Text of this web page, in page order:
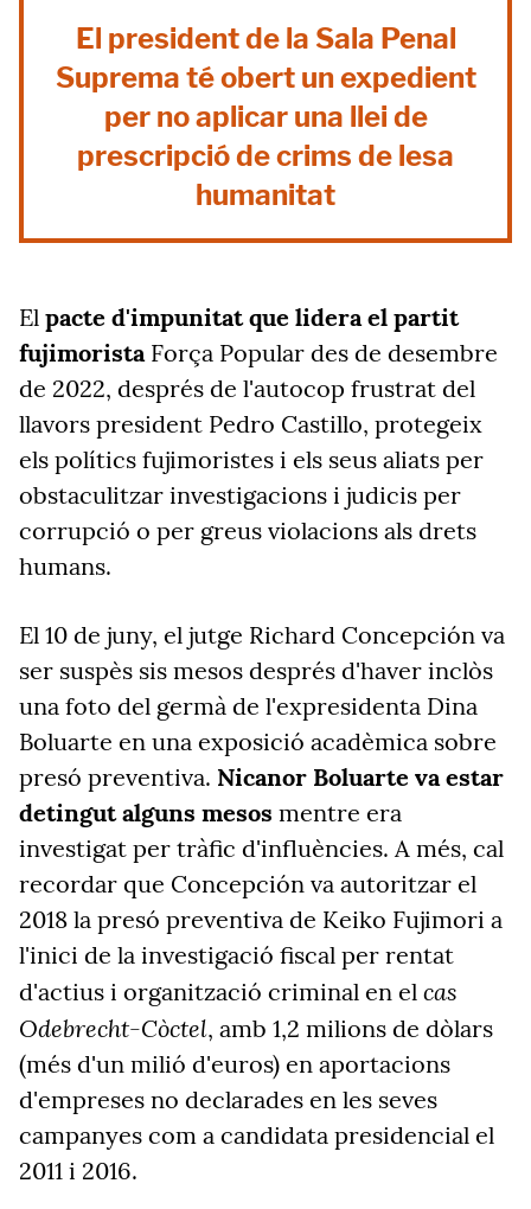
El president de la Sala Penal
Suprema té obert un expedient
per no aplicar una llei de
prescripció de crims de lesa
humanitat
El pacte d'impunitat que lidera el partit
fujimoristaForça Popular des de desembre
de 2022, després de l'autocop frustrat del
llavors president Pedro Castillo, protegeix
els polítics fujimoristes i els seus aliats per
obstaculitzar investigacions i judicis per
corrupció o per greus violacions als drets
humans.
El 10 de juny, el jutge Richard Concepción va
ser suspès sis mesos després d'haver inclòs
una foto del germà de l'expresidenta Dina
Boluarte en una exposició acadèmica sobre
presó preventiva. Nicanor Boluarte va estar
detingut alguns mesos mentre era
investigat per tràfic d'influències. A més, cal
recordar que Concepción va autoritzar el
2018 la presó preventiva de Keiko Fujimori a
l'inici de la investigació fiscal per rentat
d'actius i organització criminal en el cas
Odebrecht-Còctel, amb 1,2 milions de dòlars
(més d'un milió d'euros) en aportacions
d'empreses no declarades en les seves
campanyes com a candidata presidencial el
2011 i 2016.